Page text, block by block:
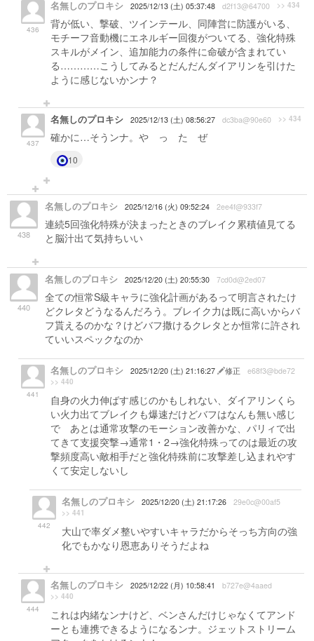
436
名無しのプロキシ 2025/12/13 (土) 05:37:48 d2f13@64700 >> 434
背が低い、撃破、ツインテール、同陣営に防護がいる、
モチーフ音動機にエネルギー回復がついてる、強化特殊
スキルがメイン、追加能力の条件に命破が含まれてい
る…………こうしてみるとだんだんダイアリンを引けた
ように感じないかンナ？
437
名無しのプロキシ 2025/12/13 (土) 08:56:27 dc3ba@90e60 >> 434
確かに…そうンナ。や っ た ぜ
10
438
名無しのプロキシ 2025/12/16 (火) 09:52:24 2ee4f@933f7
連続5回強化特殊が決まったときのブレイク累積値見てる
と脳汁出て気持ちいい
440
名無しのプロキシ 2025/12/20 (土) 20:55:30 7cd0d@2ed07
全ての恒常S級キャラに強化計画があるって明言されたけ
どクレタどうなるんだろう。ブレイク力は既に高いからバ
フ貰えるのかな？けどバフ撒けるクレタとか恒常に許され
ていいスペックなのか
441
名無しのプロキシ 2025/12/20 (土) 21:16:27 修正 e68f3@bde72
>> 440
自身の火力伸ばす感じのかもしれない、ダイアリンくら
い火力出てブレイクも爆速だけどバフはなんも無い感じ
で あとは通常攻撃のモーション改善かな、パリィで出
てきて支援突撃→通常1・2→強化特殊ってのは最近の攻
撃頻度高い敵相手だと強化特殊前に攻撃差し込まれやす
くて安定しないし
442
名無しのプロキシ 2025/12/20 (土) 21:17:26 29e0c@00af5
>> 441
大山で率ダメ整いやすいキャラだからそっち方向の強
化でもかなり恩恵ありそうだよね
444
名無しのプロキシ 2025/12/22 (月) 10:58:41 b727e@4aaed
>> 440
これは内緒なンナけど、ベンさんだけじゃなくてアンド
ーとも連携できるようになるンナ。ジェットストリーム